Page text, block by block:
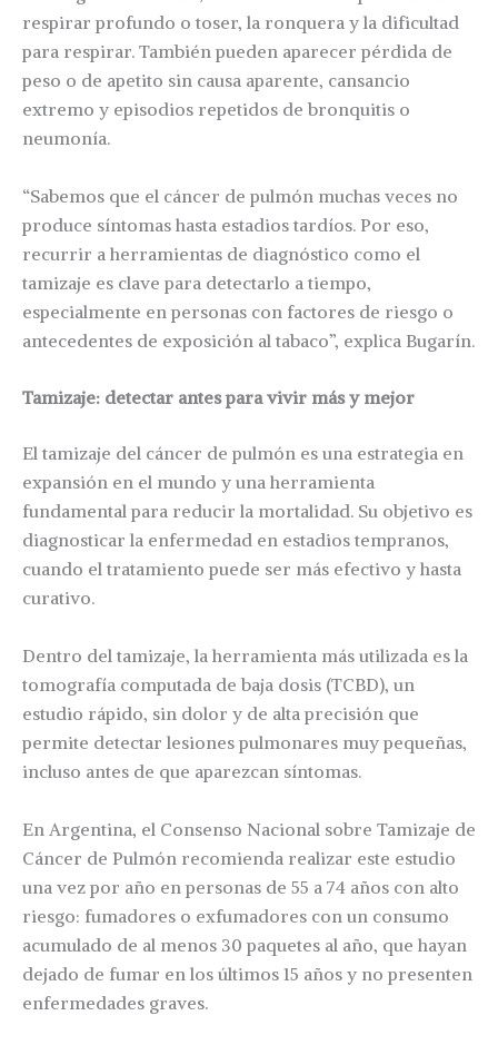
respirar profundo o toser, la ronquera y la dificultad
para respirar. También pueden aparecer pérdida de
peso o de apetito sin causa aparente, cansancio
extremo y episodios repetidos de bronquitis o
neumonía.
“Sabemos que el cáncer de pulmón muchas veces no
produce síntomas hasta estadios tardíos. Por eso,
recurrir a herramientas de diagnóstico como el
tamizaje es clave para detectarlo a tiempo,
especialmente en personas con factores de riesgo o
antecedentes de exposición al tabaco”, explica Bugarín.
Tamizaje: detectar antes para vivir más y mejor
El tamizaje del cáncer de pulmón es una estrategia en
expansión en el mundo y una herramienta
fundamental para reducir la mortalidad. Su objetivo es
diagnosticar la enfermedad en estadios tempranos,
cuando el tratamiento puede ser más efectivo y hasta
curativo.
Dentro del tamizaje, la herramienta más utilizada es la
tomografía computada de baja dosis (TCBD), un
estudio rápido, sin dolor y de alta precisión que
permite detectar lesiones pulmonares muy pequeñas,
incluso antes de que aparezcan síntomas.
En Argentina, el Consenso Nacional sobre Tamizaje de
Cáncer de Pulmón recomienda realizar este estudio
una vez por año en personas de 55 a 74 años con alto
riesgo: fumadores o exfumadores con un consumo
acumulado de al menos 30 paquetes al año, que hayan
dejado de fumar en los últimos 15 años y no presenten
enfermedades graves.